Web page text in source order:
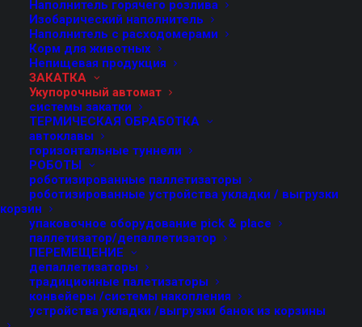
Наполнитель горячего розлива
Изобарический наполнитель
Наполнитель с расходомерами
Корм для животных
Непищевая продукция
ЗАКАТКА
Укупорочный автомат
системы закатки
ТЕРМИЧЕСКАЯ ОБРАБОТКА
автоклавы
горизонтальные туннели
РОБОТЫ
роботизированные паллетизаторы
роботизированные устройства укладки / выгрузки
корзин
упаковочное оборудование pick & place
паллетизатор/депаллетизатор
ПЕРЕМЕЩЕНИЕ
депаллетизаторы
традиционные палетизаторы
конвейеры /системы накопления
устройства укладки /выгрузки банок из корзины
Системы закатки, изготавливаемые FMT, полностью
выполнены из нержавеющей стали. Они служат для
закрытия, как с паром, так и без, стеклянных банок и